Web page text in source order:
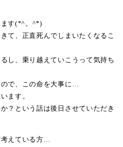
ます(*^。^*)
て、正直死んでしまいたくなるこ
し、乗り越えていこうって気持ち
で、この命を大事に…
ます。
？という話は後日させていただき
えている方…